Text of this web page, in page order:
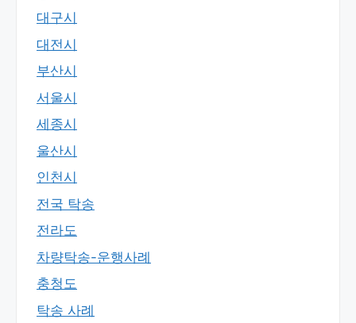
대구시
대전시
부산시
서울시
세종시
울산시
인천시
전국 탁송
전라도
차량탁송-운행사례
충청도
탁송 사례